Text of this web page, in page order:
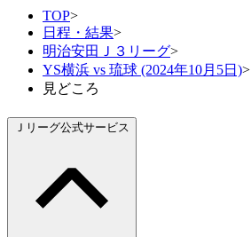
TOP>
日程・結果>
明治安田Ｊ３リーグ>
YS横浜 vs 琉球 (2024年10月5日)>
見どころ
Ｊリーグ公式サービス